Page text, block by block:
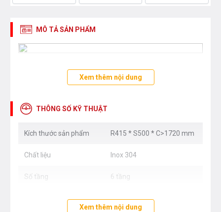
MÔ TẢ SẢN PHẨM
Xem thêm nội dung
THÔNG SỐ KỸ THUẬT
Kích thước sản phẩm R415 * S500 * C>1720 mm
Chất liệu Inox 304
Số tầng 6 tầng
Xem thêm nội dung